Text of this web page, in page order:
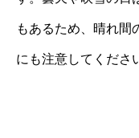
もあるため、晴れ間
にも注意してくださ